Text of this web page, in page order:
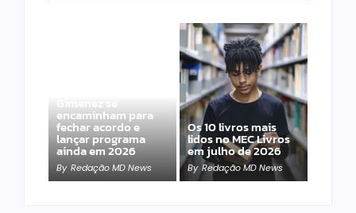
Gimenez se
encaminham para
fechar acordo e
lançar programa
ainda em 2026
By Redação MD News
Os 10 livros mais
lidos no MEC Livros
em julho de 2026
By Redação MD News